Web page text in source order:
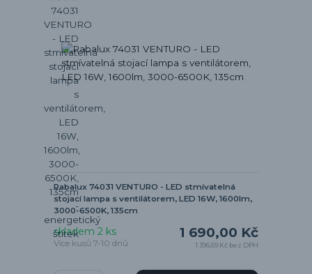
Rabalux 74031 VENTURO - LED stmívatelná
stojací lampa s ventilátorem, LED 16W, 1600lm,
3000-6500K, 135cm
1 690,00 Kč
1 396,69 Kč bez DPH
skladem 2 ks
Více kusů 7-10 dnů